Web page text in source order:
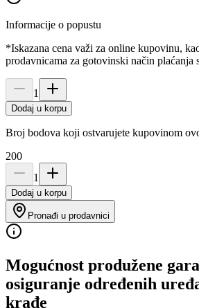
Informacije o popustu
*Iskazana cena važi za online kupovinu,
prodavnicama za gotovinski način plaćanja
1
Dodaj u korpu
Broj bodova koji ostvarujete kupovinom
200
1
Dodaj u korpu
Pronađi u prodavnici
Mogućnost produžene
osiguranje određenih
krađe